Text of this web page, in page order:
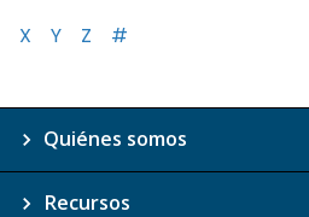
X
Y Z #
Quiénes somos
Recursos